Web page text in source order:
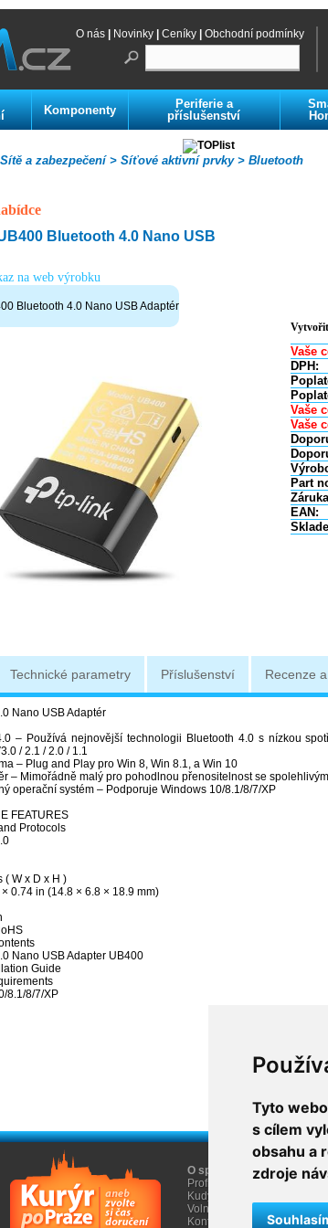
Tyto
s cílem
obsahu a
zdroje
O nás Novinky Ceníky Obchodní podmínky
Komponenty
Periferie a
příslušenství
Bluetooth
Síťové aktivní prvky >
Sítě a zabezpečení >
Bluetooth 4.0 Nano USB
na web výrobku
Bluetooth 4.0 Nano USB Adaptér
Vaše
DPH:
Vaše
Vaše
Part
EAN:
Technické parametry Příslušenství Recenze
Nano USB Adaptér
– Používá nejnovější technologii Bluetooth 4.0 s nízkou
/ 2.1 / 2.0 / 1.1
– Plug and Play pro Win 8, Win 8.1, a Win 10
– Mimořádně malý pro pohodlnou přenositelnost se
operační systém – Podporuje Windows 10/8.1/8/7/XP
FEATURES
Protocols
( W x D x H )
0.74 in (14.8 × 6.8 × 18.9 mm)
Nano USB Adapter UB400
Guide
8.1/8/7/XP
O společnosti
Profil firmy AGEM
Kudy k nám
Volná místa
Kontakty
O